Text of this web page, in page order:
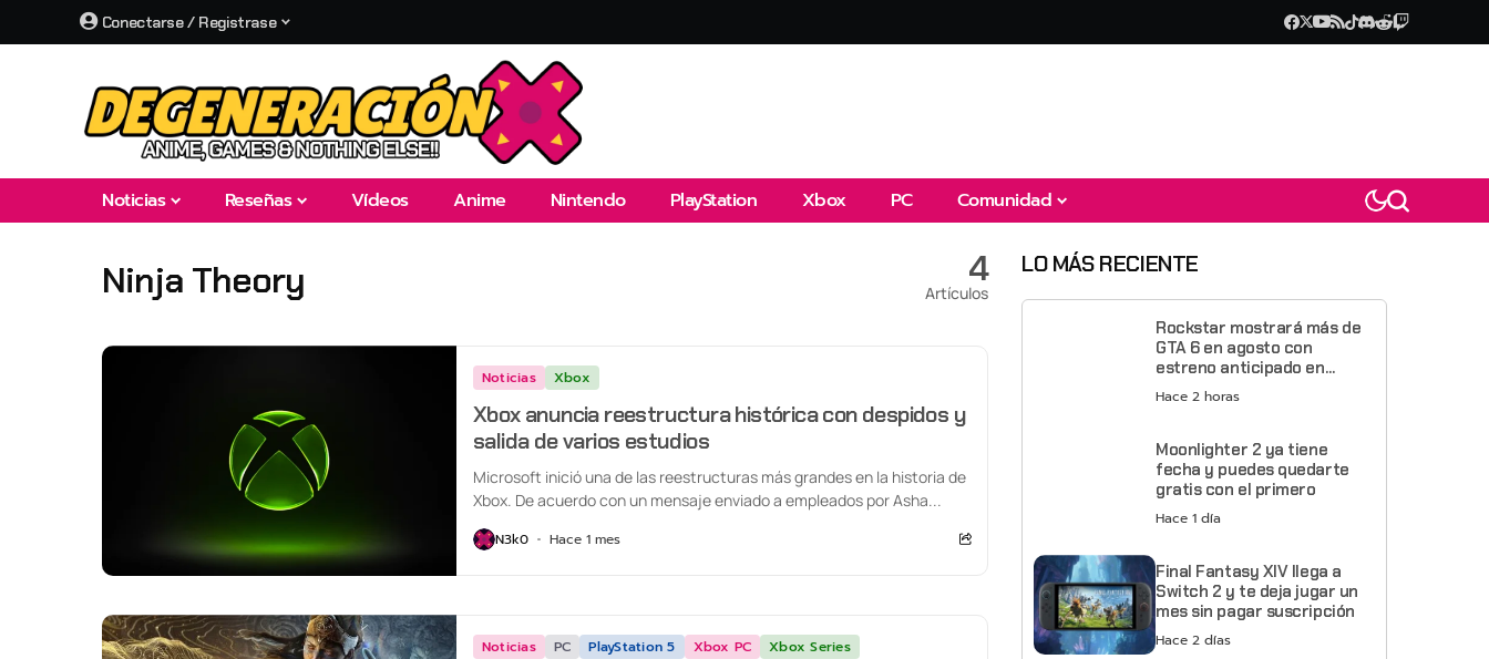
Conectarse / Registrase
Noticias Reseñas Vídeos Anime Nintendo PlayStation Xbox PC Comunidad
Ninja Theory 4
Artículos
Noticias Xbox
Xbox anuncia reestructura histórica con despidos y
salida de varios estudios
Microsoft inició una de las reestructuras más grandes en la historia de
Xbox. De acuerdo con un mensaje enviado a empleados por Asha...
N3k0 Hace 1 mes
Noticias PC PlayStation 5 Xbox PC Xbox Series
LO MÁS RECIENTE
Rockstar mostrará más de
GTA 6 en agosto con
estreno anticipado en
Netflix
Hace 2 horas
Moonlighter 2 ya tiene
fecha y puedes quedarte
gratis con el primero
Hace 1 día
Final Fantasy XIV llega a
Switch 2 y te deja jugar un
mes sin pagar suscripción
Hace 2 días